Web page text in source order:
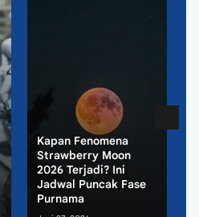
Kapan Fenomena
Strawberry Moon
2026 Terjadi? Ini
Jadwal Puncak Fase
Purnama